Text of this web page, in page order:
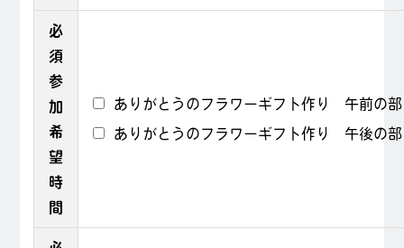
必
須
参
加
希
望
時
間
ありがとうのフラワーギフト作り 午前の部
ありがとうのフラワーギフト作り 午後の部